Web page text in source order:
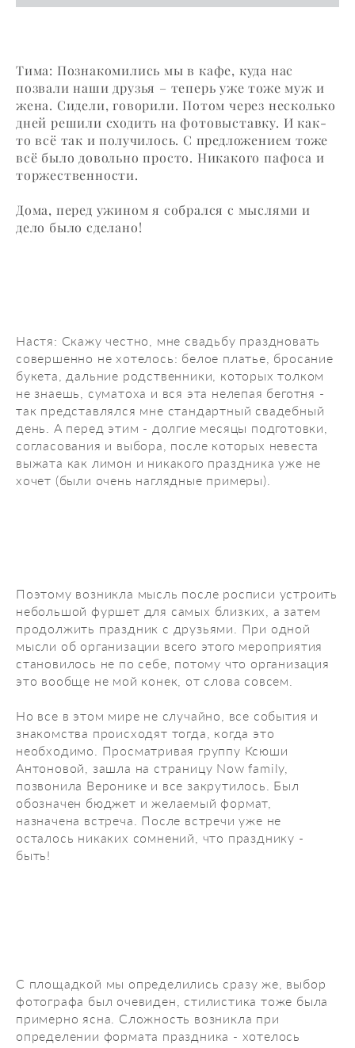
Тима: Познакомились мы в кафе, куда нас
позвали наши друзья – теперь уже тоже муж и
жена. Сидели, говорили. Потом через несколько
дней решили сходить на фотовыставку. И как-
то всё так и получилось. С предложением тоже
всё было довольно просто. Никакого пафоса и
торжественности.
Дома, перед ужином я собрался с мыслями и
дело было сделано!
Настя: Скажу честно, мне свадьбу праздновать
совершенно не хотелось: белое платье, бросание
букета, дальние родственники, которых толком
не знаешь, суматоха и вся эта нелепая беготня -
так представлялся мне стандартный свадебный
день. А перед этим - долгие месяцы подготовки,
согласования и выбора, после которых невеста
выжата как лимон и никакого праздника уже не
хочет (были очень наглядные примеры).
Поэтому возникла мысль после росписи устроить
небольшой фуршет для самых близких, а затем
продолжить праздник с друзьями. При одной
мысли об организации всего этого мероприятия
становилось не по себе, потому что организация
это вообще не мой конек, от слова совсем.
Но все в этом мире не случайно, все события и
знакомства происходят тогда, когда это
необходимо. Просматривая группу Ксюши
Антоновой, зашла на страницу Now family,
позвонила Веронике и все закрутилось. Был
обозначен бюджет и желаемый формат,
назначена встреча. После встречи уже не
осталось никаких сомнений, что празднику -
быть!
С площадкой мы определились сразу же, выбор
фотографа был очевиден, стилистика тоже была
примерно ясна. Сложность возникла при
определении формата праздника - хотелось